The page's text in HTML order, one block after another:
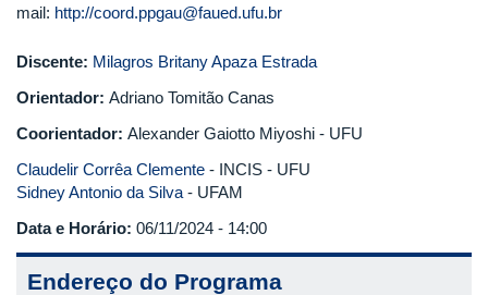
mail: http://coord.ppgau@faued.ufu.br
Discente: Milagros Britany Apaza Estrada
Orientador: Adriano Tomitão Canas
Coorientador: Alexander Gaiotto Miyoshi - UFU
Claudelir Corrêa Clemente - INCIS - UFU
Sidney Antonio da Silva - UFAM
Data e Horário: 06/11/2024 - 14:00
Endereço do Programa